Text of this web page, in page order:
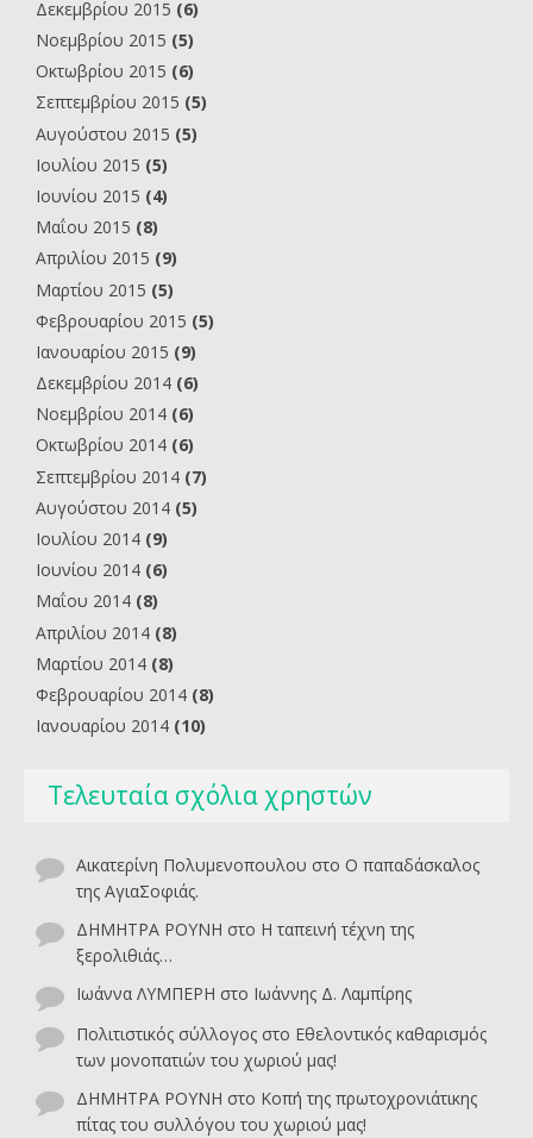
Δεκεμβρίου 2015 (6)
Νοεμβρίου 2015 (5)
Οκτωβρίου 2015 (6)
Σεπτεμβρίου 2015 (5)
Αυγούστου 2015 (5)
Ιουλίου 2015 (5)
Ιουνίου 2015 (4)
Μαΐου 2015 (8)
Απριλίου 2015 (9)
Μαρτίου 2015 (5)
Φεβρουαρίου 2015 (5)
Ιανουαρίου 2015 (9)
Δεκεμβρίου 2014 (6)
Νοεμβρίου 2014 (6)
Οκτωβρίου 2014 (6)
Σεπτεμβρίου 2014 (7)
Αυγούστου 2014 (5)
Ιουλίου 2014 (9)
Ιουνίου 2014 (6)
Μαΐου 2014 (8)
Απριλίου 2014 (8)
Μαρτίου 2014 (8)
Φεβρουαρίου 2014 (8)
Ιανουαρίου 2014 (10)
Τελευταία σχόλια χρηστών
Αικατερίνη Πολυμενοπουλου στο O παπαδάσκαλος
της ΑγιαΣοφιάς.
ΔΗΜΗΤΡΑ ΡΟΥΝΗ στο Η ταπεινή τέχνη της
ξερολιθιάς…
Ιωάννα ΛΥΜΠΕΡΗ στο Ιωάννης Δ. Λαμπίρης
Πολιτιστικός σύλλογος στο Εθελοντικός καθαρισμός
των μονοπατιών του χωριού μας!
ΔΗΜΗΤΡΑ ΡΟΥΝΗ στο Κοπή της πρωτοχρονιάτικης
πίτας του συλλόγου του χωριού μας!